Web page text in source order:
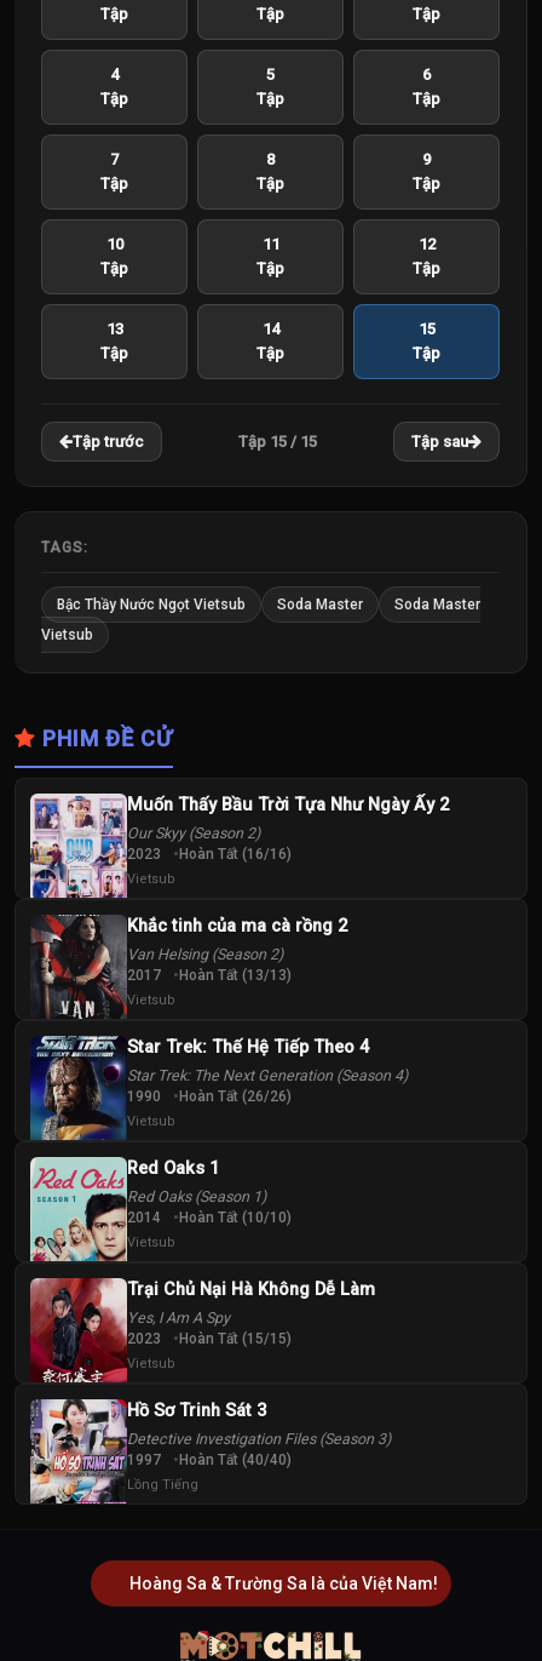
Tập
Tập
Tập
4
Tập
5
Tập
6
Tập
7
Tập
8
Tập
9
Tập
10
Tập
11
Tập
12
Tập
13
Tập
14
Tập
15
Tập
Tập trước Tập 15 / 15 Tập sau
TAGS:
Bậc Thầy Nước Ngọt Vietsub Soda Master
Soda Master
Vietsub
PHIM ĐỀ CỬ
Muốn Thấy Bầu Trời Tựa Như Ngày Ấy 2
Our Skyy (Season 2)
2023 Hoàn Tất (16/16)
Vietsub
Khắc tinh của ma cà rồng 2
Van Helsing (Season 2)
2017 Hoàn Tất (13/13)
Vietsub
Star Trek: Thế Hệ Tiếp Theo 4
Star Trek: The Next Generation (Season 4)
1990 Hoàn Tất (26/26)
Vietsub
Red Oaks 1
Red Oaks (Season 1)
2014 Hoàn Tất (10/10)
Vietsub
Trại Chủ Nại Hà Không Dễ Làm
Yes, I Am A Spy
2023 Hoàn Tất (15/15)
Vietsub
Hồ Sơ Trinh Sát 3
Detective Investigation Files (Season 3)
1997 Hoàn Tất (40/40)
Lồng Tiếng
Hoàng Sa & Trường Sa là của Việt Nam!